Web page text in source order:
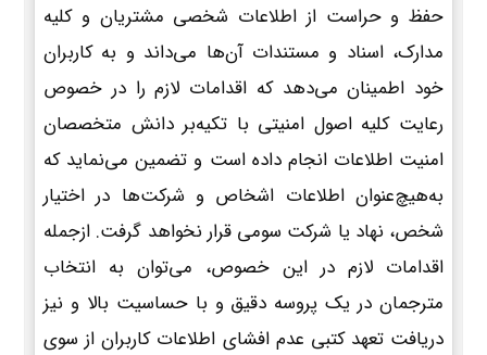
حفظ و حراست از اطلاعات شخصی مشتریان و کلیه
مدارک، اسناد و مستندات آن‌ها می‌داند و به کاربران
خود اطمینان می‌دهد که اقدامات لازم را در خصوص
رعایت کلیه اصول امنیتی با تکیه‌بر دانش متخصصان
امنیت اطلاعات انجام داده است و تضمین می‌نماید که
به‌هیچ‌عنوان اطلاعات اشخاص و شرکت‌ها در اختیار
شخص، نهاد یا شرکت سومی قرار نخواهد گرفت. ازجمله
اقدامات لازم در این خصوص، می‌توان به انتخاب
مترجمان در یک پروسه دقیق و با حساسیت بالا و نیز
دریافت تعهد کتبی عدم افشای اطلاعات کاربران از سوی